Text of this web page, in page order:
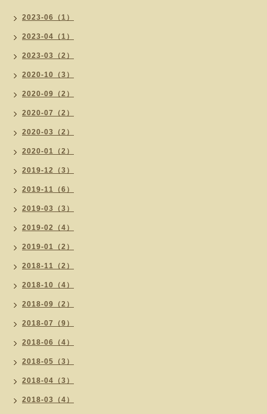
2023-06（1）
2023-04（1）
2023-03（2）
2020-10（3）
2020-09（2）
2020-07（2）
2020-03（2）
2020-01（2）
2019-12（3）
2019-11（6）
2019-03（3）
2019-02（4）
2019-01（2）
2018-11（2）
2018-10（4）
2018-09（2）
2018-07（9）
2018-06（4）
2018-05（3）
2018-04（3）
2018-03（4）